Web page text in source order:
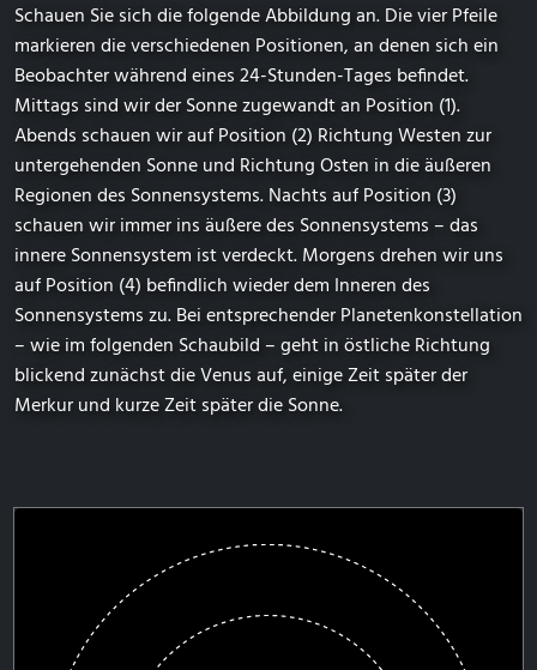
Schauen Sie sich die folgende Abbildung an. Die vier Pfeile
markieren die verschiedenen Positionen, an denen sich ein
Beobachter während eines 24-Stunden-Tages befindet.
Mittags sind wir der Sonne zugewandt an Position (1).
Abends schauen wir auf Position (2) Richtung Westen zur
untergehenden Sonne und Richtung Osten in die äußeren
Regionen des Sonnensystems. Nachts auf Position (3)
schauen wir immer ins äußere des Sonnensystems – das
innere Sonnensystem ist verdeckt. Morgens drehen wir uns
auf Position (4) befindlich wieder dem Inneren des
Sonnensystems zu. Bei entsprechender Planetenkonstellation
– wie im folgenden Schaubild – geht in östliche Richtung
blickend zunächst die Venus auf, einige Zeit später der
Merkur und kurze Zeit später die Sonne.